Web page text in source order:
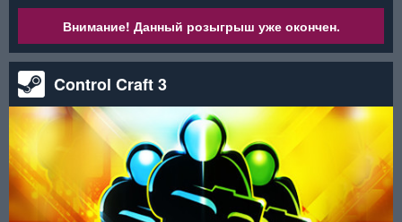
Внимание! Данный розыгрыш уже окончен.
Control Craft 3